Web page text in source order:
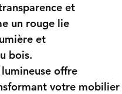
et
un rouge lie
et
bois.
offre
votre mobilier